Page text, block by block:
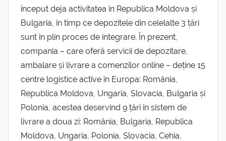
început deja activitatea în Republica Moldova și
Bulgaria, în timp ce depozitele din celelalte 3 țări
sunt în plin proces de integrare. În prezent,
compania – care oferă servicii de depozitare,
ambalare și livrare a comenzilor online – deține 15
centre logistice active în Europa: România,
Republica Moldova, Ungaria, Slovacia, Bulgaria și
Polonia, acestea deservind 9 țări în sistem de
livrare a doua zi: România, Bulgaria, Republica
Moldova, Ungaria, Polonia, Slovacia, Cehia,